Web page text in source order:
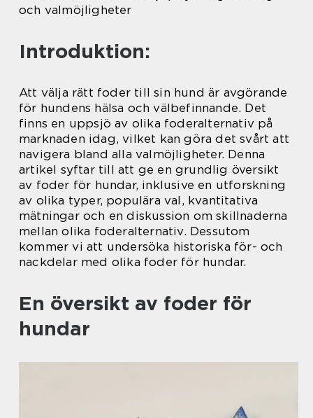
och valmöjligheter
Introduktion:
Att välja rätt foder till sin hund är avgörande
för hundens hälsa och välbefinnande. Det
finns en uppsjö av olika foderalternativ på
marknaden idag, vilket kan göra det svårt att
navigera bland alla valmöjligheter. Denna
artikel syftar till att ge en grundlig översikt
av foder för hundar, inklusive en utforskning
av olika typer, populära val, kvantitativa
mätningar och en diskussion om skillnaderna
mellan olika foderalternativ. Dessutom
kommer vi att undersöka historiska för- och
nackdelar med olika foder för hundar.
En översikt av foder för
hundar